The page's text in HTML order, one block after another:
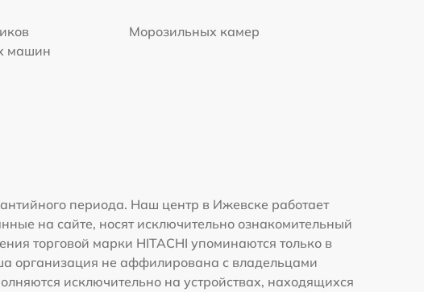
Морозильных камер
машин
периода. Наш центр в Ижевске работает
на сайте, носят исключительно ознакомительный
торговой марки HITACHI упоминаются только в
организация не аффилирована с владельцами
исключительно на устройствах, находящихся